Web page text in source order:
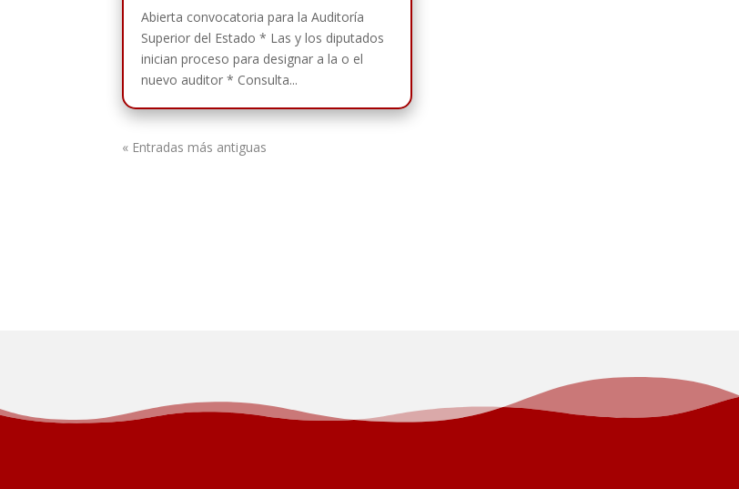
Abierta convocatoria para la Auditoría
Superior del Estado * Las y los diputados
inician proceso para designar a la o el
nuevo auditor * Consulta...
« Entradas más antiguas